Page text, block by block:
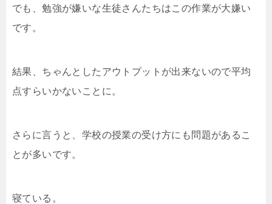
でも、勉強が嫌いな生徒さんたちはこの作業が大嫌い
です。
結果、ちゃんとしたアウトプットが出来ないので平均
点すらいかないことに。
さらに言うと、学校の授業の受け方にも問題があるこ
とが多いです。
寝ている。